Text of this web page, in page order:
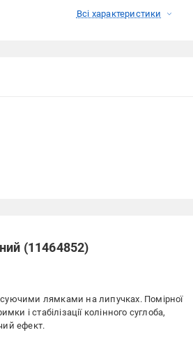
Всі характеристики
(11464852)
лямками на липучках. Помірної
і стабілізації колінного суглоба,
ефект.